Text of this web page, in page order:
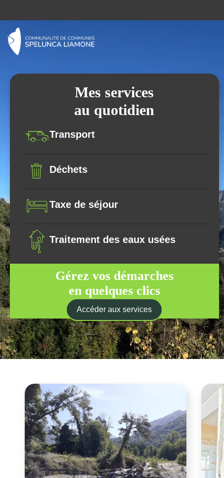
Mes services
au quotidien
Transport
Déchets
Taxe de séjour
Traitement des eaux usées
Gérez vos démarches
en quelques clics
Accéder aux services